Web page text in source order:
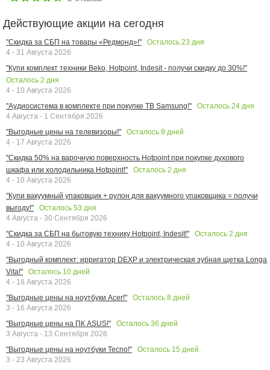
Действующие акции на сегодня
"Скидка за СБП на товары «Редмонд»!" Осталось 23 дня
4 - 31 Августа 2026
"Купи комплект техники Beko, Hotpoint, Indesit - получи скидку до 30%!"
Осталось 2 дня
4 - 10 Августа 2026
"Аудиосистема в комплекте при покупке ТВ Samsung!"
Осталось 24 дня
4 Августа - 1 Сентября 2026
"Выгодные цены на телевизоры!"
Осталось 9 дней
4 - 17 Августа 2026
"Скидка 50% на варочную поверхность Hotpoint при покупке духового
шкафа или холодильника Hotpoint!"
Осталось 2 дня
4 - 10 Августа 2026
"Купи вакуумный упаковщик + рулон для вакуумного упаковщика = получи
выгоду!"
Осталось 53 дня
4 Августа - 30 Сентября 2026
"Скидка за СБП на бытовую технику Hotpoint, Indesit!"
Осталось 2 дня
4 - 10 Августа 2026
"Выгодный комплект: ирригатор DEXP и электрическая зубная щетка Longa
Vita!"
Осталось 10 дней
4 - 18 Августа 2026
"Выгодные цены на ноутбуки Acer!"
Осталось 8 дней
3 - 16 Августа 2026
"Выгодные цены на ПК ASUS!"
Осталось 36 дней
3 Августа - 13 Сентября 2026
"Выгодные цены на ноутбуки Tecno!"
Осталось 15 дней
3 - 23 Августа 2026